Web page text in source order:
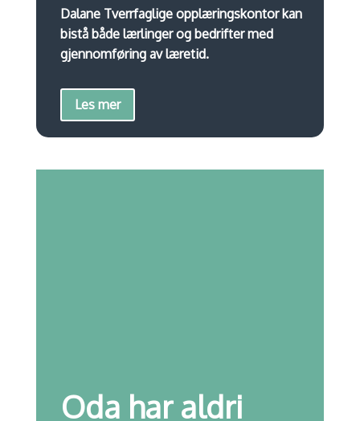
Dalane Tverrfaglige opplæringskontor kan
bistå både lærlinger og bedrifter med
gjennomføring av læretid.
Les mer
Oda har aldri